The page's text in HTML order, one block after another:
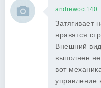
andrewoct140
Затягивает
нравятся
Внешний
выполнен
вот
управление